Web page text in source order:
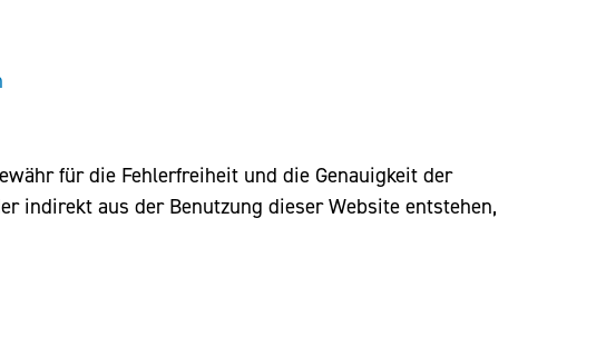
für die Fehlerfreiheit und die Genauigkeit der
indirekt aus der Benutzung dieser Website entstehen,